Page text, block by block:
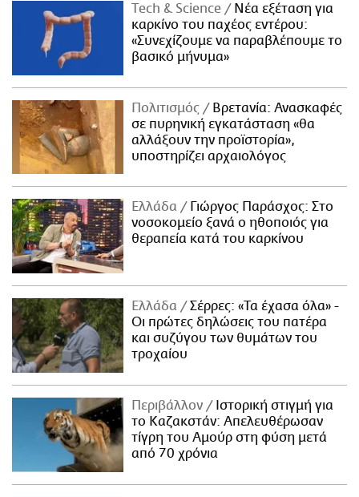
Τech & Science
Νέα εξέταση για
καρκίνο του παχέος εντέρου:
«Συνεχίζουμε να παραβλέπουμε το
βασικό μήνυμα»
Πολιτισμός
Βρετανία: Ανασκαφές
σε πυρηνική εγκατάσταση «θα
αλλάξουν την προϊστορία»,
υποστηρίζει αρχαιολόγος
Ελλάδα
Γιώργος Παράσχος: Στο
νοσοκομείο ξανά ο ηθοποιός για
θεραπεία κατά του καρκίνου
Ελλάδα
Σέρρες: «Τα έχασα όλα» -
Οι πρώτες δηλώσεις του πατέρα
και συζύγου των θυμάτων του
τροχαίου
Περιβάλλον
Ιστορική στιγμή για
το Καζακστάν: Απελευθέρωσαν
τίγρη του Αμούρ στη φύση μετά
από 70 χρόνια